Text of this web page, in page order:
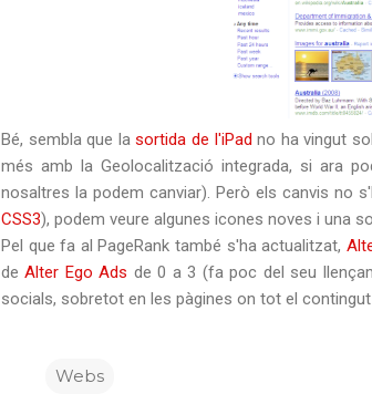
Bé, sembla que lasortida de l'iPad no ha vingut
més amb la Geolocalització integrada, si ara
nosaltres la podem canviar). Però els canvis no
CSS3), podem veure algunes icones noves i una
Pel que fa al PageRank també s'ha actualitzat,
deAlter Ego Ads de 0 a 3 (fa poc del seu
socials, sobretot en les pàgines on tot el
Webs